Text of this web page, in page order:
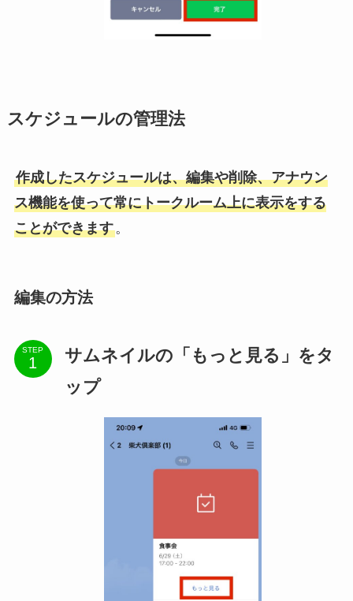
スケジュールの管理法
作成したスケジュールは、編集や削除、アナウン
ス機能を使って常にトークルーム上に表示をする
ことができます。
編集の方法
STEP
サムネイルの「もっと見る」をタ
ップ